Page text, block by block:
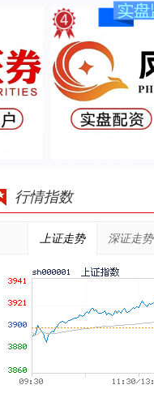
行情指数
上证走势 深证走势